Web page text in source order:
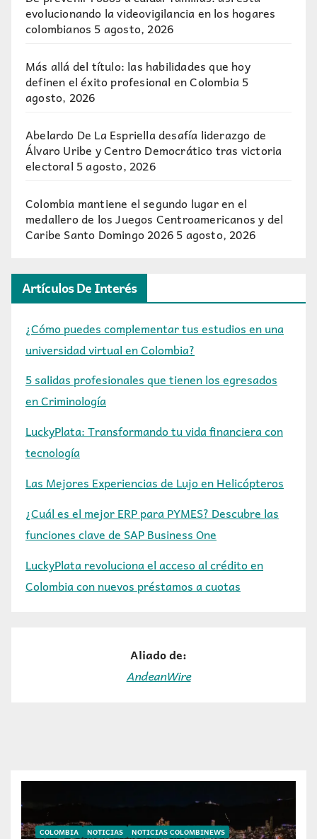
evolucionando la videovigilancia en los hogares
colombianos 5 agosto, 2026
Más allá del título: las habilidades que hoy
definen el éxito profesional en Colombia5
agosto, 2026
Abelardo De La Espriella desafía liderazgo de
Álvaro Uribe y Centro Democrático tras victoria
electoral 5 agosto, 2026
Colombia mantiene el segundo lugar en el
medallero de los Juegos Centroamericanos y del
Caribe Santo Domingo 20265 agosto, 2026
Artículos De Interés
¿Cómo puedes complementar tus estudios en una
universidad virtual en Colombia?
5 salidas profesionales que tienen los egresados
en Criminología
LuckyPlata: Transformando tu vida financiera con
tecnología
Las Mejores Experiencias de Lujo en Helicópteros
¿Cuál es el mejor ERP para PYMES? Descubre las
funciones clave de SAP Business One
LuckyPlata revoluciona el acceso al crédito en
Colombia con nuevos préstamos a cuotas
Aliado de:
AndeanWire
COLOMBIA NOTICIAS NOTICIAS COLOMBINEWS